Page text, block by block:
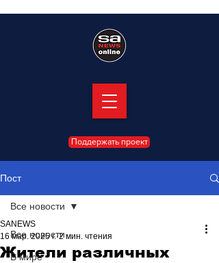
Поддержать проект
Пост
Все новости
В мире
Все новости
Жители различных
SANEWS
16 мар. 2025 г. 2 мин. чтения